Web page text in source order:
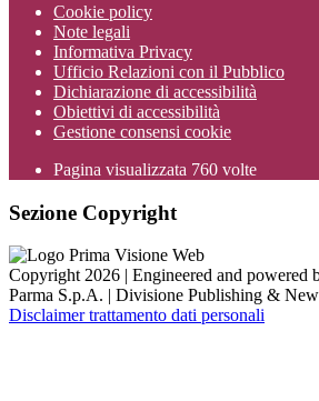
Cookie policy
Note legali
Informativa Privacy
Ufficio Relazioni con il Pubblico
Dichiarazione di accessibilità
Obiettivi di accessibilità
Gestione consensi cookie
Pagina visualizzata 760 volte
Sezione Copyright
Copyright 2026 | Engineered and powered
Parma S.p.A. | Divisione Publishing &
Disclaimer trattamento dati personali